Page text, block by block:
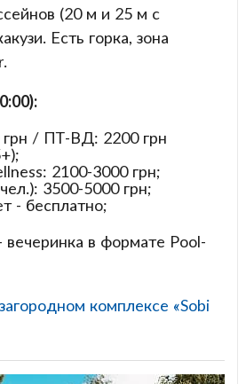
(20 м и 25 м с
Есть горка, зона
/ ПТ-ВД: 2200 грн
2100-3000 грн;
3500-5000 грн;
- бесплатно;
в формате Pool-
комплексе «Sobi